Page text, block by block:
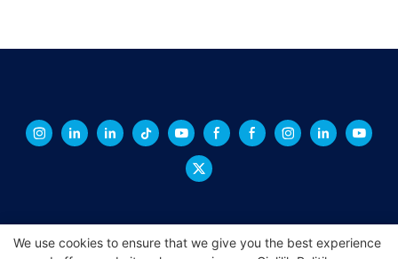
We use cookies to ensure that we give you the best experience